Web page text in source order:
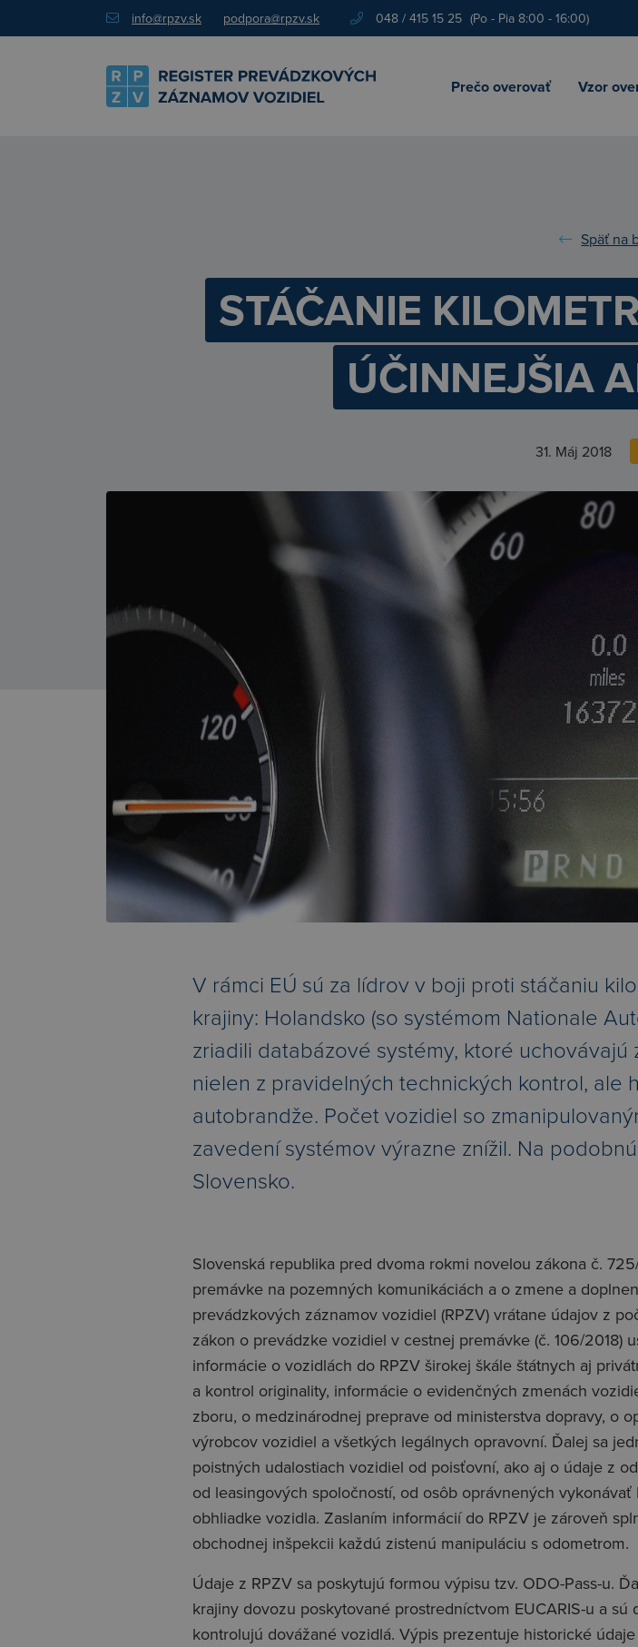
info@rpzv.sk podpora@rpzv.sk 048 / 415 15 25 (Po - Pia 8:00 - 16:00)
Prečo overovať Vzor
Späť na
STÁČANIE
ÚČINNEJŠIA
31. Máj 2018
V rámci EÚ sú za lídrov v boji proti stáčaniu
krajiny: Holandsko (so systémom Nationale
zriadili databázové systémy, ktoré
nielen z pravidelných technických kontrol, ale
autobrandže. Počet vozidiel so
zavedení systémov výrazne znížil. Na
Slovensko.
Slovenská republika pred dvoma rokmi novelou zákona č.
premávke na pozemných komunikáciách a o zmene a
prevádzkových záznamov vozidiel (RPZV) vrátane údajov z
zákon o prevádzke vozidiel v cestnej premávke (č. 106/
informácie o vozidlách do RPZV širokej škále štátnych aj
a kontrol originality, informácie o evidenčných zmenách
zboru, o medzinárodnej preprave od ministerstva dopravy, o
výrobcov vozidiel a všetkých legálnych opravovní. Ďalej sa
poistných udalostiach vozidiel od poisťovní, ako aj o údaje z
od leasingových spoločností, od osôb oprávnených
obhliadke vozidla. Zaslaním informácií do RPZV je zároveň
obchodnej inšpekcii každú zistenú manipuláciu s odometrom.
Údaje z RPZV sa poskytujú formou výpisu tzv. ODO-Pass-u.
krajiny dovozu poskytované prostredníctvom EUCARIS-u a
kontrolujú dovážané vozidlá. Výpis prezentuje historické